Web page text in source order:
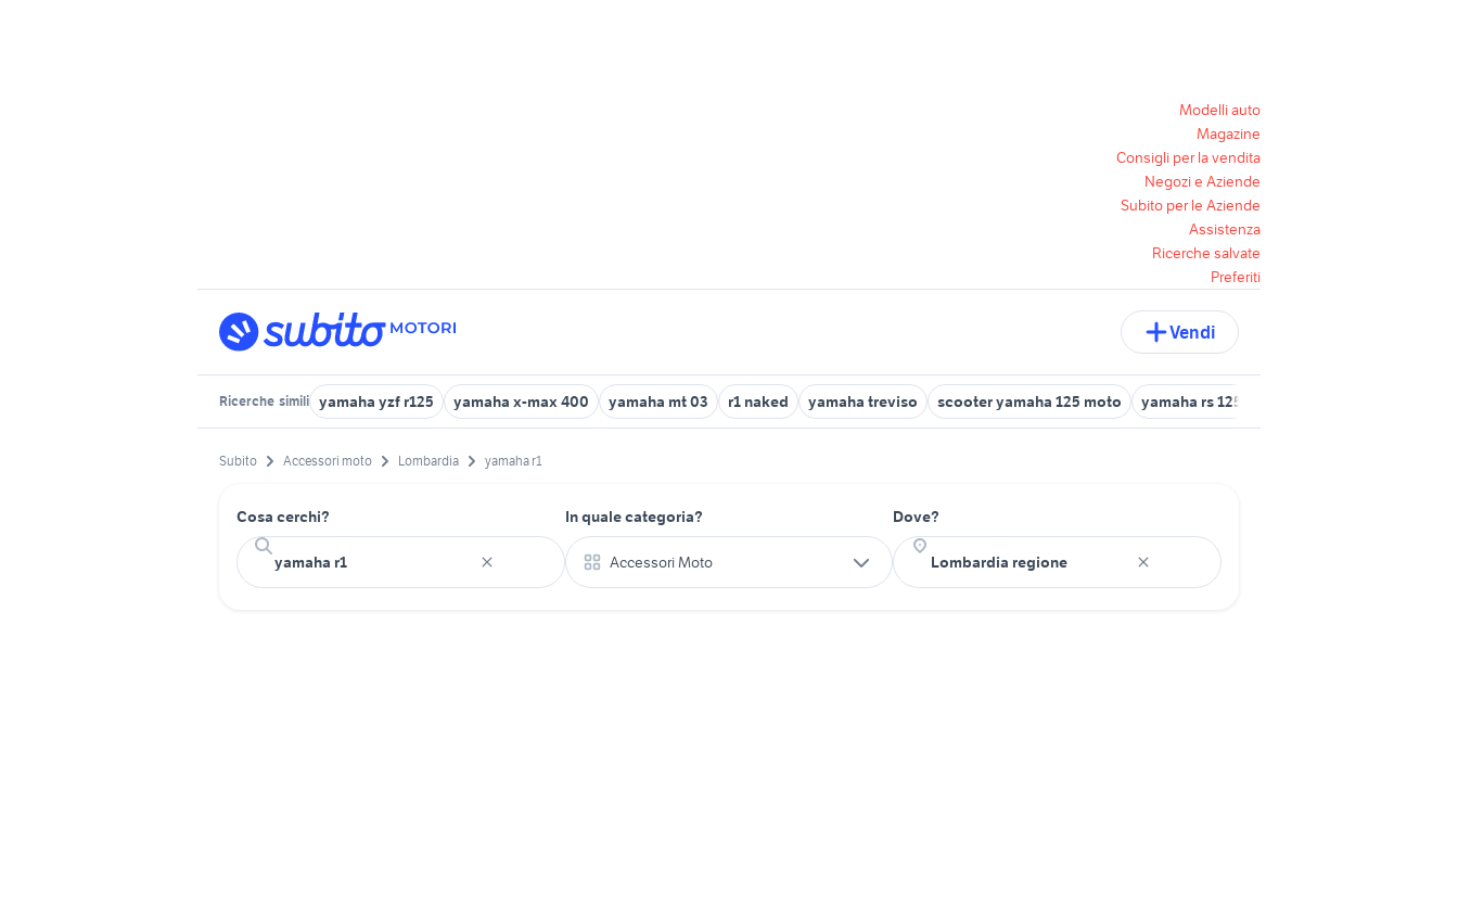
Modelli auto
Magazine
Consigli per la vendita
Negozi e Aziende
Subito per le Aziende
Assistenza
Ricerche salvate
Preferiti
Vendi
Ricerche simili yamaha yzf r125 yamaha x-max 400 yamaha mt 03 r1 naked yamaha treviso scooter yamaha 125 moto yamaha rs 125
Subito Accessori moto Lombardia yamaha r1
Cosa cerchi? In quale categoria?
Accessori Moto
Dove?